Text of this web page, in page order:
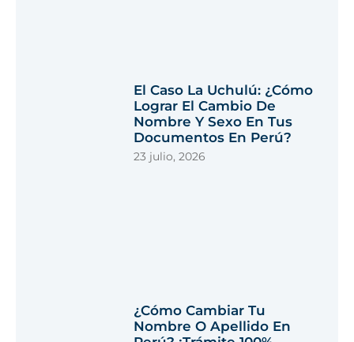
El Caso La Uchulú: ¿Cómo
Lograr El Cambio De
Nombre Y Sexo En Tus
Documentos En Perú?
23 julio, 2026
¿Cómo Cambiar Tu
Nombre O Apellido En